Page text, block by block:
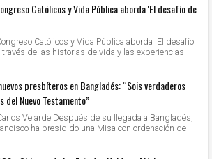
Católicos y Vida Pública aborda 'El desafío de
Católicos y Vida Pública aborda 'El desafío
través de las historias de vida y las experiencias
presbíteros en Bangladés: “Sois verdaderos
del Nuevo Testamento”
Velarde Después de su llegada a Bangladés,
ha presidido una Misa con ordenación de